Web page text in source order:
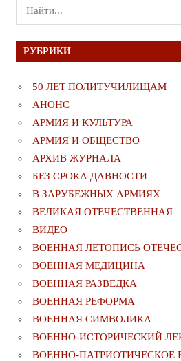
Поиск
для:
РУБРИКИ
50 ЛЕТ ПОЛИТУЧИЛИЩАМ
АНОНС
АРМИЯ И КУЛЬТУРА
АРМИЯ И ОБЩЕСТВО
АРХИВ ЖУРНАЛА
БЕЗ СРОКА ДАВНОСТИ
В ЗАРУБЕЖНЫХ АРМИЯХ
ВЕЛИКАЯ ОТЕЧЕСТВЕННАЯ
ВИДЕО
ВОЕННАЯ ЛЕТОПИСЬ
ВОЕННАЯ МЕДИЦИНА
ВОЕННАЯ РАЗВЕДКА
ВОЕННАЯ РЕФОРМА
ВОЕННАЯ СИМВОЛИКА
ВОЕННО-ИСТОРИЧЕСКИЙ
ВОЕННО-ПАТРИОТИЧЕСКОЕ